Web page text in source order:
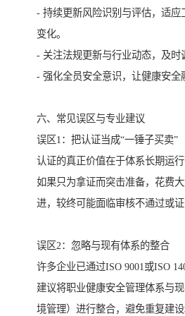
- 持续更新风险识别与评估，适应
变化。
- 关注法规更新与行业动态，及时
- 强化全员安全意识，让健康安全
六、常见误区与专业建议
误区1：把认证当成“一锤子买卖”
认证的真正价值在于体系长期运行
如果只为拿证而突击准备，花费
进，较终可能面临审核不通过或证
误区2：忽略与现有体系的整合
许多企业已通过ISO 9001或ISO
建议将职业健康安全管理体系与
境管理）进行整合，避免重复建